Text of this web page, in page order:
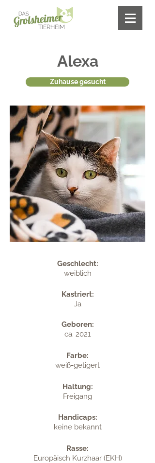
Alexa
Zuhause gesucht
Geschlecht:
weiblich
Kastriert:
Ja
Geboren:
ca. 2021
Farbe:
weiß-getigert
Haltung:
Freigang
Handicaps:
keine bekannt
Rasse:
Europäisch Kurzhaar (EKH)